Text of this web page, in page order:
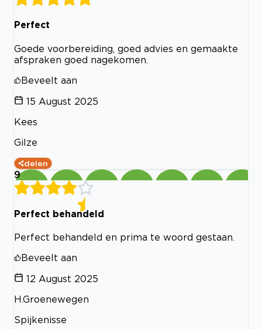
Perfect
Goede voorbereiding, goed advies en gemaakte
afspraken goed nagekomen.
Beveelt aan
15 August 2025
Kees
Gilze
delen
9
Perfect behandeld
Perfect behandeld en prima te woord gestaan.
Beveelt aan
12 August 2025
H.Groenewegen
Spijkenisse